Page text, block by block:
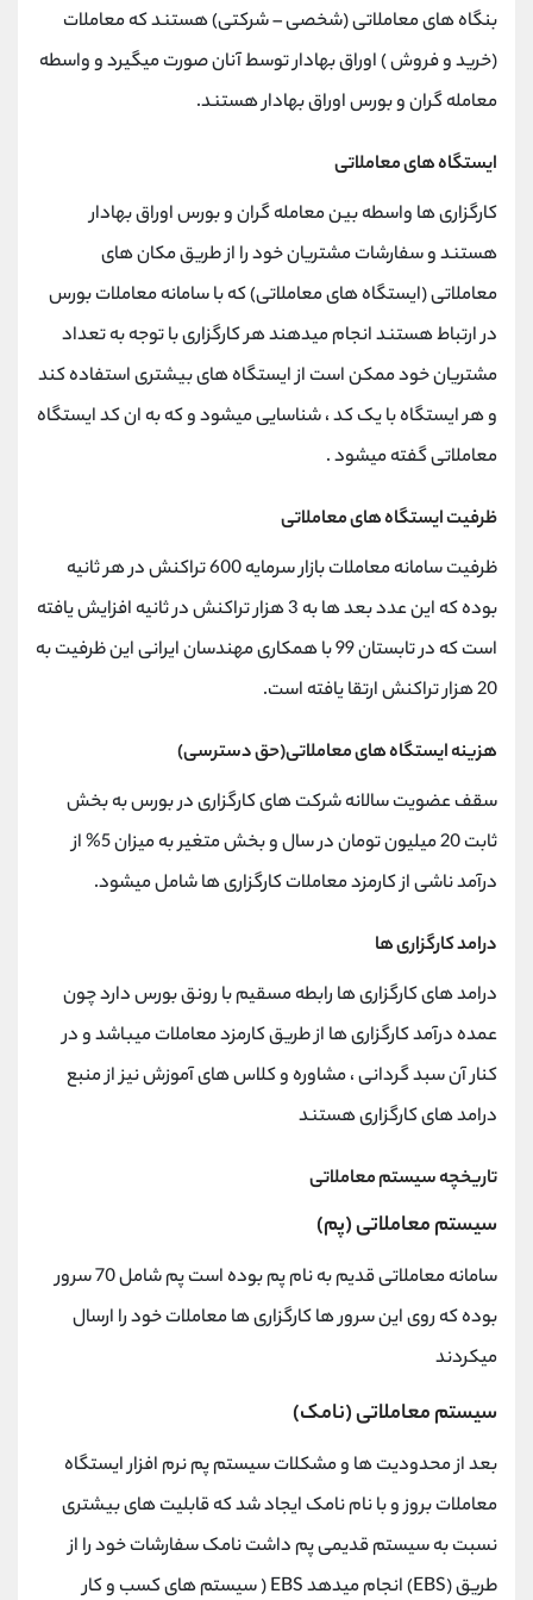
بنگاه های معاملاتی (شخصی – شرکتی) هستند که معاملات
(خرید و فروش ) اوراق بهادار توسط آنان صورت میگیرد و واسطه
معامله گران و بورس اوراق بهادار هستند.
ایستگاه های معاملاتی
کارگزاری ها واسطه بین معامله گران و بورس اوراق بهادار
هستند و سفارشات مشتریان خود را از طریق مکان های
معاملاتی (ایستگاه های معاملاتی) که با سامانه معاملات بورس
در ارتباط هستند انجام میدهند هر کارگزاری با توجه به تعداد
مشتریان خود ممکن است از ایستگاه های بیشتری استفاده کند
و هر ایستگاه با یک کد ، شناسایی میشود و که به ان کد ایستگاه
معاملاتی گفته میشود .
ظرفیت ایستگاه های معاملاتی
ظرفیت سامانه معاملات بازار سرمایه 600 تراکنش در هر ثانیه
بوده که این عدد بعد ها به 3 هزار تراکنش در ثانیه افزایش یافته
است که در تابستان 99 با همکاری مهندسان ایرانی این ظرفیت به
20 هزار تراکنش ارتقا یافته است.
هزینه ایستگاه های معاملاتی(حق دسترسی)
سقف عضویت سالانه شرکت های کارگزاری در بورس به بخش
ثابت 20 میلیون تومان در سال و بخش متغیر به میزان 5% از
درآمد ناشی از کارمزد معاملات کارگزاری ها شامل میشود.
درامد کارگزاری ها
درامد های کارگزاری ها رابطه مسقیم با رونق بورس دارد چون
عمده درآمد کارگزاری ها از طریق کارمزد معاملات میباشد و در
کنار آن سبد گردانی ، مشاوره و کلاس های آموزش نیز از منبع
درامد های کارگزاری هستند
تاریخچه سیستم معاملاتی
سیستم معاملاتی (پم)
سامانه معاملاتی قدیم به نام پم بوده است پم شامل 70 سرور
بوده که روی این سرور ها کارگزاری ها معاملات خود را ارسال
میکردند
سیستم معاملاتی (نامک)
بعد از محدودیت ها و مشکلات سیستم پم نرم افزار ایستگاه
معاملات بروز و با نام نامک ایجاد شد که قابلیت های بیشتری
نسبت به سیستم قدیمی پم داشت نامک سفارشات خود را از
طریق (EBS) انجام میدهد EBS ( سیستم های کسب و کار
کانال بله @alirezamehrabi_official